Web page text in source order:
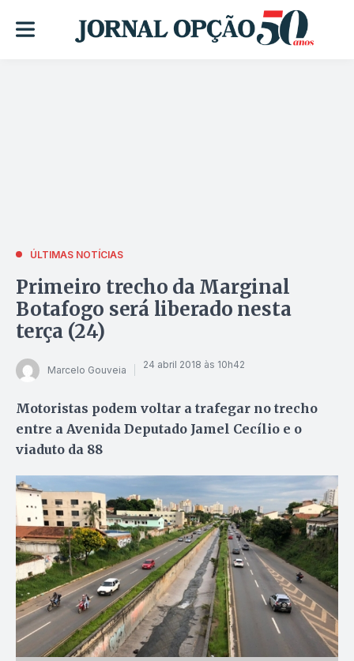
ÚLTIMAS NOTÍCIAS
Primeiro trecho da Marginal
Botafogo será liberado nesta
terça (24)
Marcelo Gouveia 24 abril 2018 às 10h42
Motoristas podem voltar a trafegar no trecho
entre a Avenida Deputado Jamel Cecílio e o
viaduto da 88